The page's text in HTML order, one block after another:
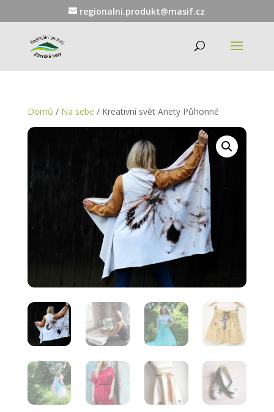
regionalni.produkt@masif.cz
Domů / Na sebe / Kreativní svět Anety Půhonné